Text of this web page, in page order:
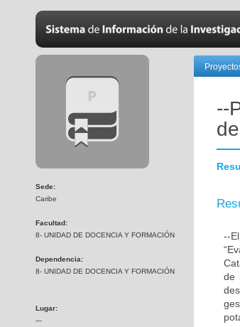
Sede:
Caribe
Facultad:
8- UNIDAD DE DOCENCIA Y FORMACIÓN
Dependencia:
8- UNIDAD DE DOCENCIA Y FORMACIÓN
Lugar:
---
--
--
de